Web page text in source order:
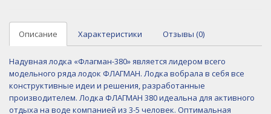
Описание Характеристики Отзывы (0)
Надувная лодка «Флагман-380» является лидером всего
модельного ряда лодок ФЛАГМАН. Лодка вобрала в себя все
конструктивные идеи и решения, разработанные
производителем. Лодка ФЛАГМАН 380 идеальна для активного
отдыха на воде компанией из 3-5 человек. Оптимальная